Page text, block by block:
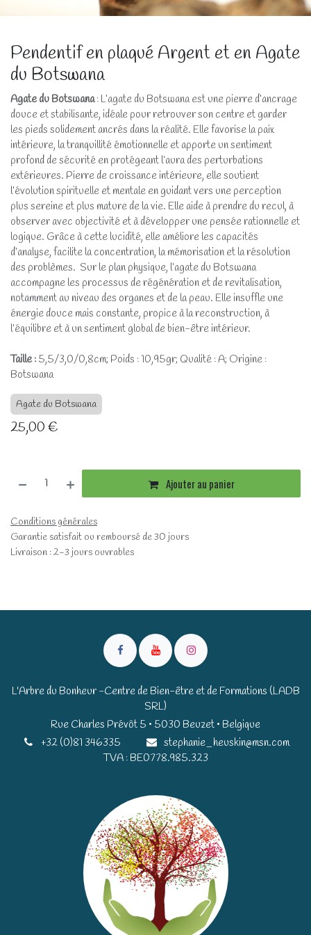
Pendentif en plaqué Argent et en Agate
du Botswana
Agate du Botswana: L’agate du Botswana est une pierre d’ancrage
douce et stabilisante, idéale pour retrouver son centre et garder
les pieds solidement ancrés dans la réalité. Elle favorise la paix
intérieure, la tranquillité émotionnelle et apporte un sentiment
profond de sécurité en protégeant l’aura des perturbations
extérieures. Pierre de croissance intérieure, elle soutient
l’évolution spirituelle et mentale en guidant vers une perception
plus sereine et plus mature de la vie. Elle aide à prendre du recul, à
observer avec objectivité et à développer une pensée rationnelle et
logique. Grâce à cette lucidité, elle améliore les capacités
d’analyse, facilite la concentration, la mémorisation et la résolution
des problèmes. Sur le plan physique, l’agate du Botswana
accompagne les processus de régénération et de revitalisation,
notamment au niveau des organes et de la peau. Elle insuffle une
énergie douce mais constante, propice à la reconstruction, à
l’équilibre et à un sentiment global de bien-être intérieur.
Taille : 5,5/3,0/0,8cm; Poids : 10,95gr; Qualité : A; Origine :
Botswana
Agate du Botswana
25,00€
Ajouter au panier
Conditions générales
Garantie satisfait ou remboursé de 30 jours
Livraison : 2-3 jours ouvrables
L'Arbre du Bonheur -Centre de Bien-être et de Formations (LADB
SRL)
Rue Charles Prévôt 5 • 5030 Beuzet • Belgique​​
+32 (0)81 346335
stephanie_heuskin@msn.com
TVA : BE0778.985.323